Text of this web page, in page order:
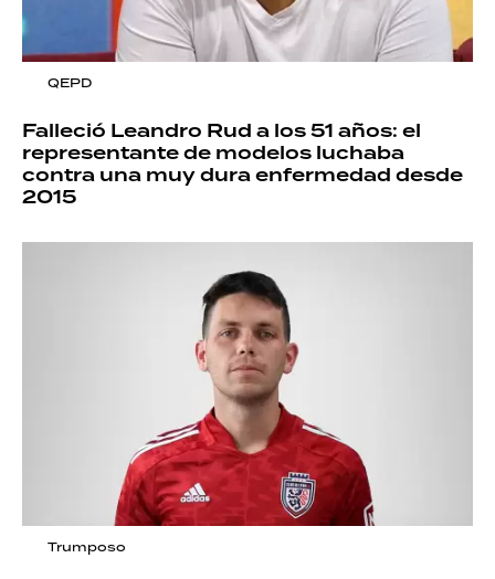
QEPD
Falleció Leandro Rud a los 51 años: el
representante de modelos luchaba
contra una muy dura enfermedad desde
2015
Trumposo